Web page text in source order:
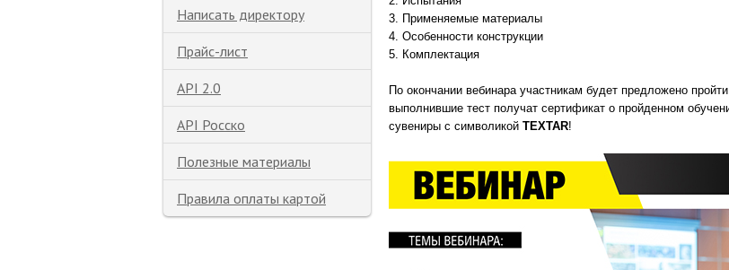
Написать директору
Прайс-лист
API 2.0
API Росско
Полезные материалы
Правила оплаты картой
3. Применяемые материалы
4. Особенности конструкции
5. Комплектация
По окончании вебинара участникам будет предложено
выполнившие тест получат сертификат о пройденном
сувениры с символикой TEXTAR!